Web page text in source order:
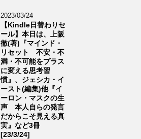
2023/03/24
【Kindle日替わりセ
ール】本日は、上阪
徹(著)『マインド・
リセット 不安・不
満・不可能をプラス
に変える思考習
慣』、ジェシカ・イ
ースト(編集)他『イ
ーロン・マスクの生
声 本人自らの発言
だからこそ見える真
実』など3冊
[23/3/24]